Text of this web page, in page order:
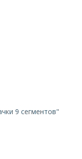
9 сегментов"